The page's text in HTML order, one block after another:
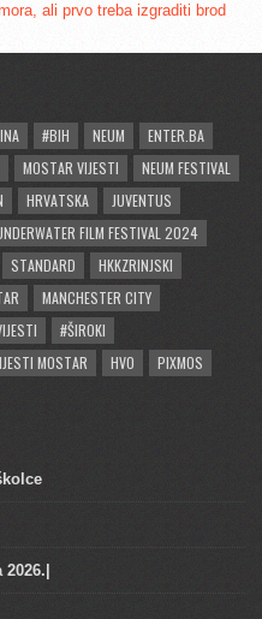
ali prvo treba izgraditi brod
#BIH NEUM
ENTER.BA
MOSTAR VIJESTI
NEUM FESTIVAL
HRVATSKA
JUVENTUS
FILM FESTIVAL 2024
STANDARD
HKKZRINJSKI
MANCHESTER CITY
#ŠIROKI
MOSTAR HVO
PIXMOS